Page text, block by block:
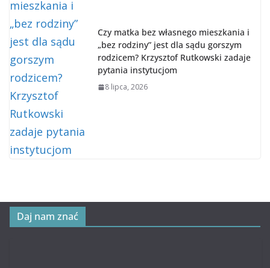
Czy matka bez własnego mieszkania i
„bez rodziny” jest dla sądu gorszym
rodzicem? Krzysztof Rutkowski zadaje
pytania instytucjom
8 lipca, 2026
Daj nam znać